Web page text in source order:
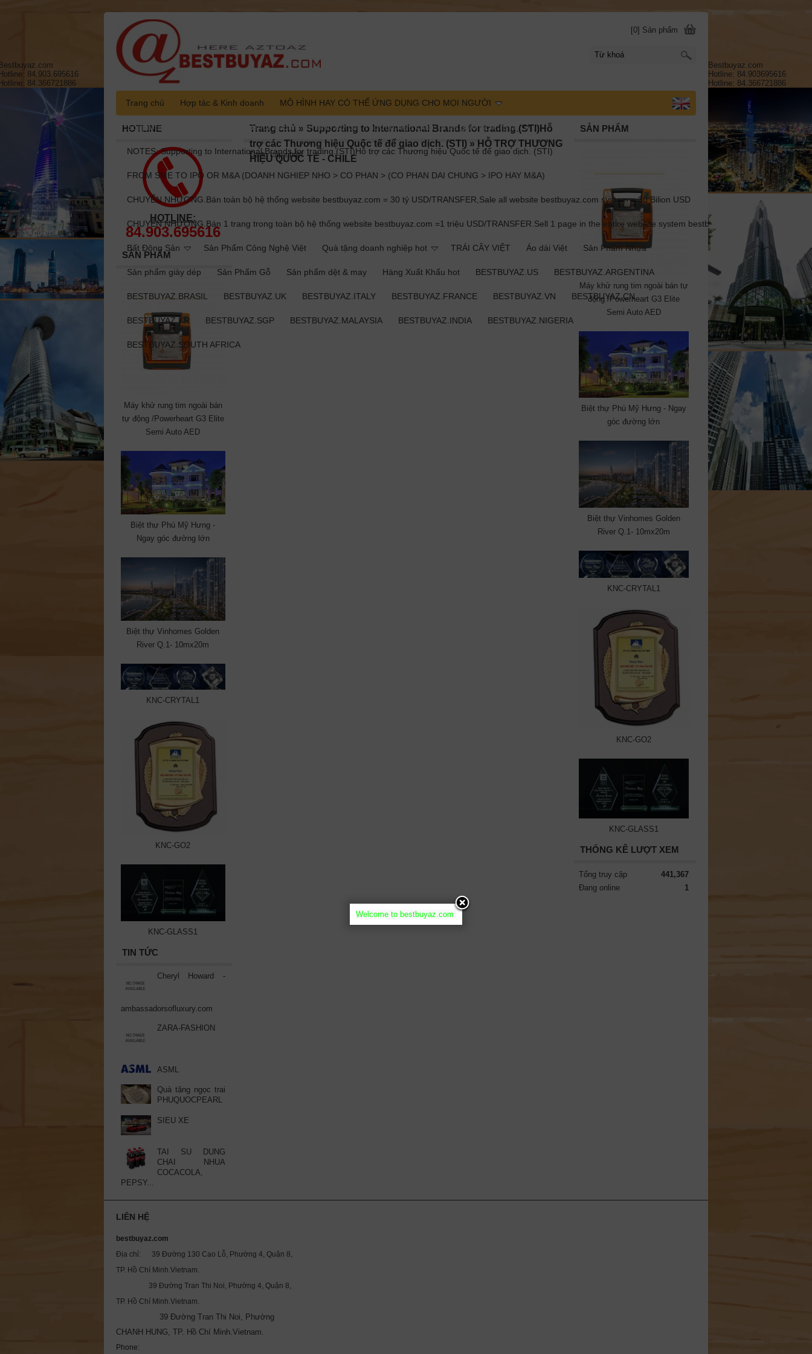
Đang cập nhật!
Trang chủ » Supporting to International Brands for trading.(STI)Hỗ
trợ các Thương hiệu Quốc tế để giao dịch. (STI) » HỖ TRỢ THƯƠNG
HIỆU QUỐC TẾ - CHILE
SẢN PHẨM
Máy khử rung tim ngoài bán tự
động /Powerheart G3 Elite
Semi Auto AED
Biệt thự Phú Mỹ Hưng - Ngay
góc đường lớn
Biệt thự Vinhomes Golden
River Q.1- 10mx20m
KNC-CRYTAL1
KNC-GO2
KNC-GLASS1
THỐNG KÊ LƯỢT XEM
Tổng truy cập
441,367
Đang online
1
HOTLINE
HOTLINE:
84.903.695616
SẢN PHẨM
Máy khử rung tim ngoài bán
tự động /Powerheart G3 Elite
Semi Auto AED
Biệt thự Phú Mỹ Hưng -
Ngay góc đường lớn
Biệt thự Vinhomes Golden
River Q.1- 10mx20m
KNC-CRYTAL1
KNC-GO2
KNC-GLASS1
TIN TỨC
Cheryl Howard -
ambassadorsofluxury.com
ZARA-FASHION
ASML
Quà tặng ngọc trai
PHUQUOCPEARL
SIEU XE
TAI SU DUNG
CHAI NHUA
COCACOLA,
PEPSY...
[0] Sản phẩm
Trang chủ Hợp tác & Kinh doanh MÔ HÌNH HAY CÓ THỂ ỨNG DỤNG CHO MỌI NGƯỜI
Supporting to International Brands for trading.(STI)Hỗ trợ các Thương hiệu Quốc tế để giao dịch. (STI)
NOTES: Supporting to International Brands for trading.(STI)Hỗ trợ các Thương hiệu Quốc tế để giao dịch. (STI)
FROM SME TO IPO OR M&A (DOANH NGHIEP NHO > CO PHAN > (CO PHAN DAI CHUNG > IPO HAY M&A)
CHUYỂN NHƯỢNG.Bán toàn bộ hệ thống website bestbuyaz.com = 30 tỷ USD/TRANSFER,Sale all website bestbuyaz.com system = 30 Bilion USD
CHUYỂN NHƯỢNG.Bán 1 trang trong toàn bộ hệ thống website bestbuyaz.com =1 triệu USD/TRANSFER.Sell ​​1 page in the entire website system bestbuyaz.com =1 million USD
Bất Động Sản Sản Phẩm Công Nghệ Việt Quà tặng doanh nghiệp hot TRÁI CÂY VIỆT Áo dài Việt Sản Phẩm Nhựa
Sản phẩm giày dép Sản Phẩm Gỗ Sản phẩm dệt & may Hàng Xuất Khẩu hot BESTBUYAZ.US BESTBUYAZ.ARGENTINA
BESTBUYAZ.BRASIL BESTBUYAZ.UK BESTBUYAZ.ITALY BESTBUYAZ.FRANCE BESTBUYAZ.VN BESTBUYAZ.CN
BESTBUYAZ.KR BESTBUYAZ.SGP BESTBUYAZ.MALAYSIA BESTBUYAZ.INDIA BESTBUYAZ.NIGERIA
BESTBUYAZ.SOUTH AFRICA
LIÊN HỆ
bestbuyaz.com
Địa chỉ: 39 Đường 130 Cao Lỗ, Phường 4, Quận 8,
TP. Hồ Chí Minh.Vietnam.
39 Đường Tran Thi Noi, Phường 4, Quận 8,
TP. Hồ Chí Minh.Vietnam.
39 Đường Tran Thi Noi, Phường
CHANH HUNG, TP. Hồ Chí Minh.Vietnam.
84.903.695616
84.366721886
Bestbuyaz.com
Hotline: 84.903695616
Hotline: 84.366721886
Welcome to bestbuyaz.com